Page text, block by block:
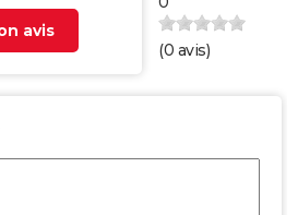
avis
(0 avis)